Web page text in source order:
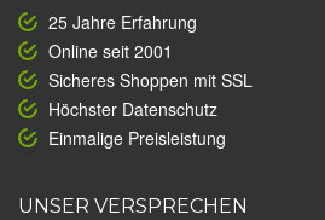
25 Jahre Erfahrung
Online seit 2001
Sicheres Shoppen mit SSL
Höchster Datenschutz
Einmalige Preisleistung
UNSER VERSPRECHEN